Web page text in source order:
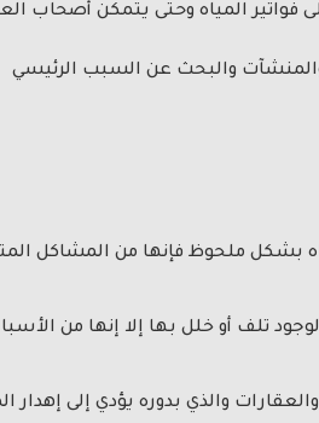
فواتير المياه وحتى يتمكن أصحاب
والبحث عن السبب الرئيسي
بشكل ملحوظ فإنها من المشاكل
تلف أو خلل بها إلا إنها من
والذي بدوره يؤدي إلى إهدار